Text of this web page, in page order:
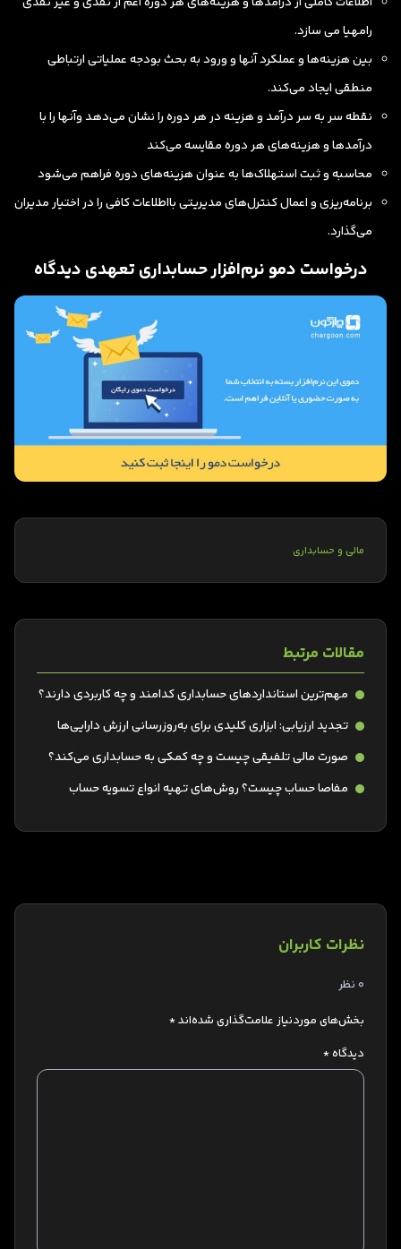
رامهیا می سازد.
بین هزینه‌ها و عملکرد آنها و ورود به بحثبودجه عملیاتیارتباطی
منطقی ایجاد می‌کند.
نقطه سر به سر درآمد و هزینه در هر دوره را نشان می‌دهد وآنها را با
درآمدها و هزینه‌های هر دوره مقایسه می‌کند
محاسبه و ثبت استهلاک‌ها به عنوان هزینه‌های دوره فراهم می‌شود
برنامه‌ریزی و اعمال کنترل‌های مدیریتی بااطلاعات کافی را در اختیار مدیران
می‌گذارد.
درخواست دمو نرم‌افزار حسابداری تعهدی دیدگاه
مالی و حسابداری
مقالات مرتبط
مهم‌ترین استانداردهای حسابداری کدامند و چه کاربردی دارند؟
تجدید ارزیابی: ابزاری کلیدی برای به‌روزرسانی ارزش دارایی‌ها
صورت مالی تلفیقی چیست و چه کمکی به حسابداری می‌کند؟
مفاصا حساب چیست؟ روش‌های تهیه انواع تسویه حساب
نظرات کاربران
0 نظر
بخش‌های موردنیاز علامت‌گذاری شده‌اند*
دیدگاه*